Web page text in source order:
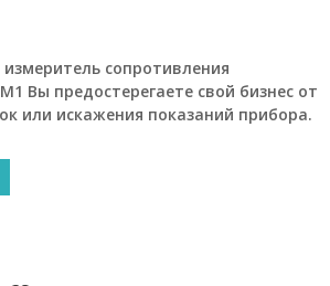
сопротивления
Вы предостерегаете свой бизнес от
или искажения показаний прибора.